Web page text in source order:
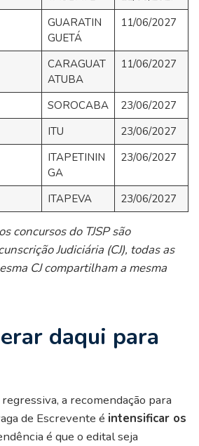
GUARATIN
GUETÁ
11/06/2027
CARAGUAT
ATUBA
11/06/2027
SOROCABA
23/06/2027
ITU
23/06/2027
ITAPETININ
GA
23/06/2027
ITAPEVA 23/06/2027
concursos do TJSP são
Judiciária (CJ), todas as
CJ compartilham a mesma
daqui para
a recomendação para
de Escrevente é intensificar os
é que o edital seja